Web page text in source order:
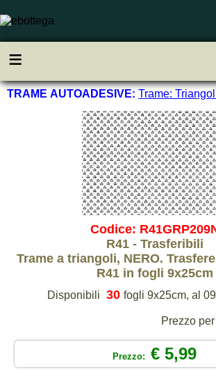
≡
TRAME AUTOADESIVE: Trame:
Codice:
R41 - Trasferibili
Trame a triangoli, NERO.
R41 in fogli 9x25cm
Disponibili 30 fogli 9x25cm, al
Prezzo
Prezzo: € 5,99